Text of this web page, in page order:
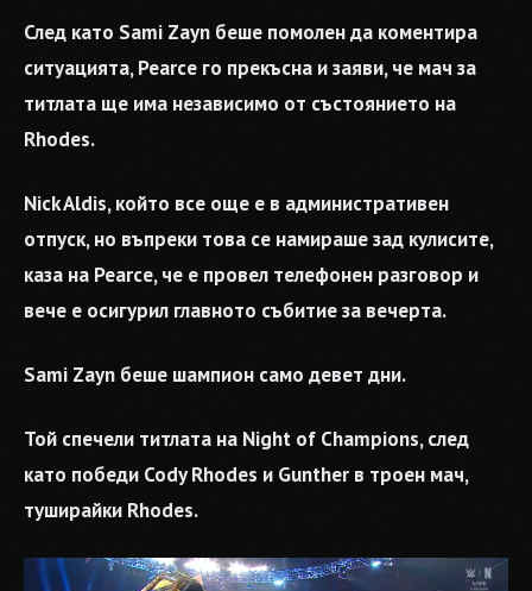
След като Sami Zayn беше помолен да коментира
ситуацията, Pearce го прекъсна и заяви, че мач за
титлата ще има независимо от състоянието на
Rhodes.
Nick Aldis, който все още е в административен
отпуск, но въпреки това се намираше зад кулисите,
каза на Pearce, че е провел телефонен разговор и
вече е осигурил главното събитие за вечерта.
Sami Zayn беше шампион само девет дни.
Той спечели титлата на Night of Champions, след
като победи Cody Rhodes и Gunther в троен мач,
туширайки Rhodes.